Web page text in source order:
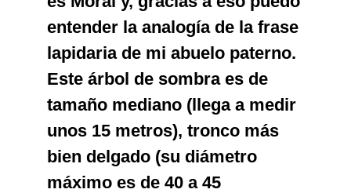
entender la analogía de la frase
lapidaria de mi abuelo paterno.
Este árbol de sombra es de
tamaño mediano (llega a medir
unos 15 metros), tronco más
bien delgado (su diámetro
máximo es de 40 a 45